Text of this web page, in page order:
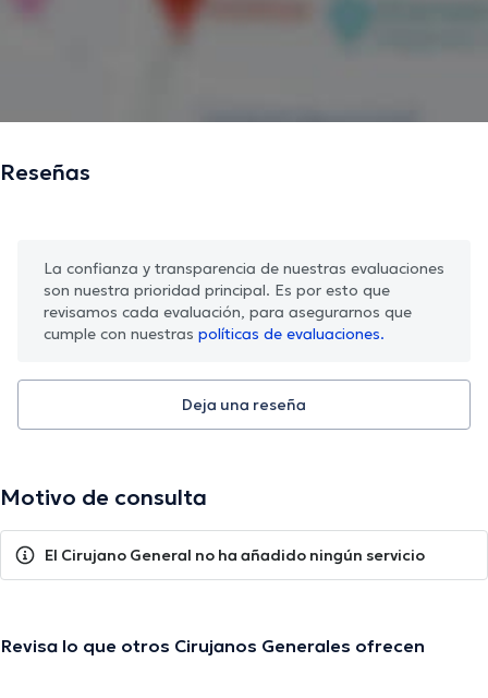
Reseñas
La confianza y transparencia de nuestras evaluaciones
son nuestra prioridad principal. Es por esto que
revisamos cada evaluación, para asegurarnos que
cumple con nuestras políticas de evaluaciones.
Deja una reseña
Motivo de consulta
El Cirujano General no ha añadido ningún servicio
Revisa lo que otros Cirujanos Generales ofrecen